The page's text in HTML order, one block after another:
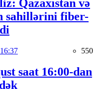
Qazaxıstan və
sahillərini fiber-
550
saat 16:00-dan